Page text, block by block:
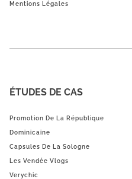
Mentions Légales
ÉTUDES DE CAS
Promotion De La République
Dominicaine
Capsules De La Sologne
Les Vendée Vlogs
Verychic